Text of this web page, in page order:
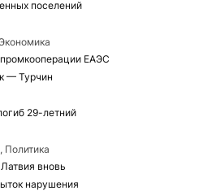
поселений
ЕАЭС
— Турчин
29-летний
Политика
вновь
нарушения